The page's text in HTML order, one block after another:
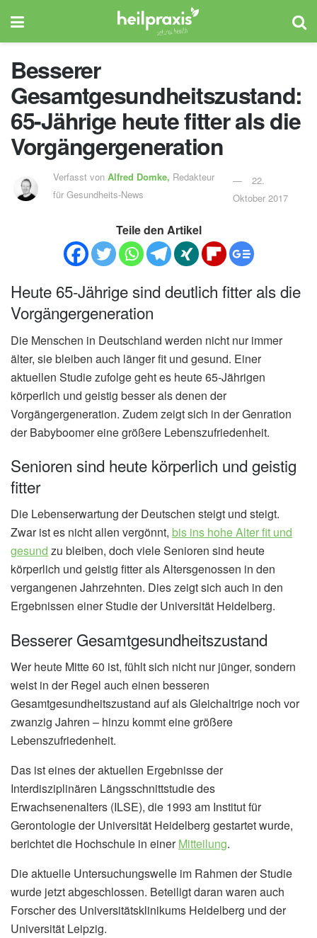
Besserer
Gesamtgesundheitszustand:
65-Jährige heute fitter als die
Vorgängergeneration
Verfasst vonAlfred Domke, Redakteur
für Gesundheits-News
22.
Oktober 2017
Teile den Artikel
Heute 65-Jährige sind deutlich fitter als die
Vorgängergeneration
Die Menschen in Deutschland werden nicht nur immer
älter, sie bleiben auch länger fit und gesund. Einer
aktuellen Studie zufolge geht es heute 65-Jährigen
körperlich und geistig besser als denen der
Vorgängergeneration. Zudem zeigt sich in der Genration
der Babyboomer eine größere Lebenszufriedenheit.
Senioren sind heute körperlich und geistig
fitter
Die Lebenserwartung der Deutschen steigt und steigt.
Zwar ist es nicht allen vergönnt, bis ins hohe Alter fit und
gesund zu bleiben, doch viele Senioren sind heute
körperlich und geistig fitter als Altersgenossen in den
vergangenen Jahrzehnten. Dies zeigt sich auch in den
Ergebnissen einer Studie der Universität Heidelberg.
Besserer Gesamtgesundheitszustand
Wer heute Mitte 60 ist, fühlt sich nicht nur jünger, sondern
weist in der Regel auch einen besseren
Gesamtgesundheitszustand auf als Gleichaltrige noch vor
zwanzig Jahren – hinzu kommt eine größere
Lebenszufriedenheit.
Das ist eines der aktuellen Ergebnisse der
Interdisziplinären Längsschnittstudie des
Erwachsenenalters (ILSE), die 1993 am Institut für
Gerontologie der Universität Heidelberg gestartet wurde,
berichtet die Hochschule in einerMitteilung.
Die aktuelle Untersuchungswelle im Rahmen der Studie
wurde jetzt abgeschlossen. Beteiligt daran waren auch
Forscher des Universitätsklinikums Heidelberg und der
Universität Leipzig.